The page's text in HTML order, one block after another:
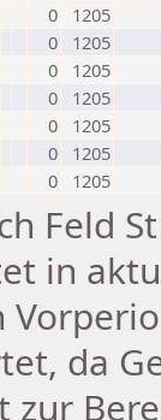
0
1205
0
1205
0
1205
0
1205
0
1205
0
1205
0 1205
Feld
in
da
zur